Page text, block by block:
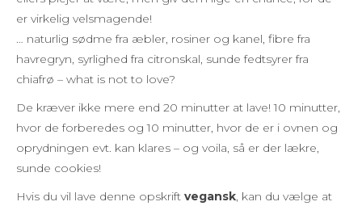
er virkelig velsmagende!
… naturlig sødme fra æbler, rosiner og kanel, fibre fra
havregryn, syrlighed fra citronskal, sunde fedtsyrer fra
chiafrø – what is not to love?
De kræver ikke mere end 20 minutter at lave! 10 minutter,
hvor de forberedes og 10 minutter, hvor de er i ovnen og
oprydningen evt. kan klares – og voila, så er der lækre,
sunde cookies!
Hvis du vil lave denne opskrift vegansk, kan du vælge at